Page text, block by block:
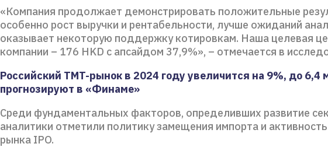
«Компания продолжает демонстрировать положительные
особенно рост выручки и рентабельности, лучше ожиданий
оказывает некоторую поддержку котировкам. Наша целевая
компании – 176 HKD с апсайдом 37,9%», – отмечается в
Российский TMT-рынок в 2024 году увеличится на 9%, до 6,4
прогнозируют в «Финаме»
Среди фундаментальных факторов, определивших развитие
аналитики отметили политику замещения импорта и
рынка IPO.